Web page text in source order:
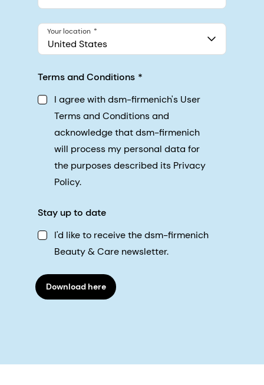
United States
Your location
Terms and Conditions
I agree with dsm-firmenich's User
Terms and Conditions and
acknowledge that dsm-firmenich
will process my personal data for
the purposes described its Privacy
Policy.
Stay up to date
I'd like to receive the dsm-firmenich
Beauty & Care newsletter.
Download here